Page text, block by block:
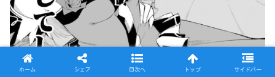
ホーム シェア 目次へ トップ サイドバー